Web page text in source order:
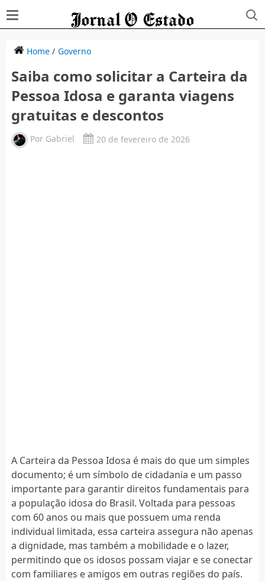
Home/ Governo
Saiba como solicitar a Carteira da
Pessoa Idosa e garanta viagens
gratuitas e descontos
Por Gabriel 20 de fevereiro de 2026
A Carteira da Pessoa Idosa é mais do que um simples
documento; é um símbolo de cidadania e um passo
importante para garantir direitos fundamentais para
a população idosa do Brasil. Voltada para pessoas
com 60 anos ou mais que possuem uma renda
individual limitada, essa carteira assegura não apenas
a dignidade, mas também a mobilidade e o lazer,
permitindo que os idosos possam viajar e se conectar
com familiares e amigos em outras regiões do país.